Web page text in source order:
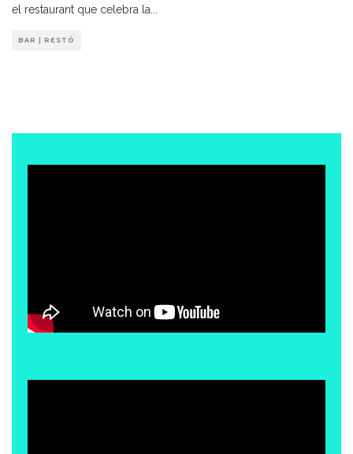
el restaurant que celebra la...
BAR | RESTÓ